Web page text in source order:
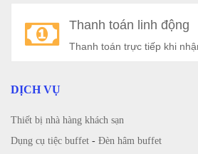
Thanh toán linh động
Thanh toán trực tiếp khi
DỊCH VỤ
Thiết bị nhà hàng khách sạn
Dụng cụ tiệc buffet - Đèn hâm buffet